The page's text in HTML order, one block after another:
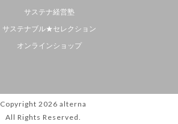
サステナ経営塾
サステナブル★セレクション
オンラインショップ
Copyright 2026 alterna
All Rights Reserved.